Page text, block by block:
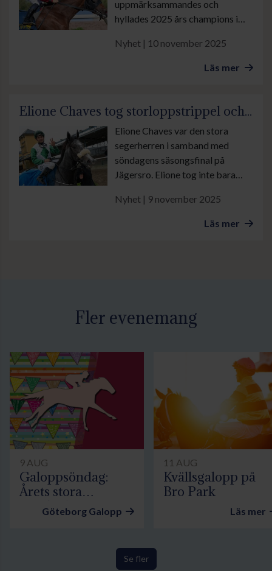
uppmärksammandes och
hyllades 2025 års champions i
Några championtitlar var klara
sedan länge, medan andra inte
Nyhet | 10 november 2025
Läs mer
Elione Chaves tog storloppstrippel och säkrade jockeychampionatet på Jägersro
Elione Chaves var den stora
segerherren i samband med
söndagens säsongsfinal på
Jägersro. Elione tog inte bara
Maitre Svenskt Kriterium i
sadeln på Lea Olsen-tränade
ytterligare en storloppsseger
Bay Princess i Jockeyklubbens
Nyhet | 9 november 2025
Läs mer
Fler evenemang
9 AUG
Galoppsöndag:
Årets stora
familjedag
Göteborg Galopp
11 AUG
Kvällsgalopp på
Bro Park
Läs mer
Se fler